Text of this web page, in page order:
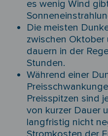
es wenig Wind
Die meisten
zwischen Oktober
dauern in der
Stunden.
Während einer
Preisspitzen sind
von kurzer Dauer
langfristig nicht